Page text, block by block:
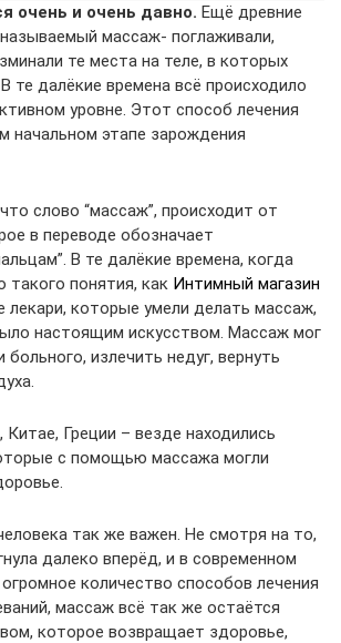
очень и очень давно. Ещё древние
массаж- поглаживали,
те места на теле, в которых
те далёкие времена всё происходило
уровне. Этот способ лечения
начальном этапе зарождения
слово “массаж”, происходит от
в переводе обозначает
В те далёкие времена, когда
понятия, как Интимный магазин
лекари, которые умели делать массаж,
настоящим искусством. Массаж мог
больного, излечить недуг, вернуть
Китае, Греции – везде находились
с помощью массажа могли
так же важен. Не смотря на то,
далеко вперёд, и в современном
количество способов лечения
массаж всё так же остаётся
которое возвращает здоровье,